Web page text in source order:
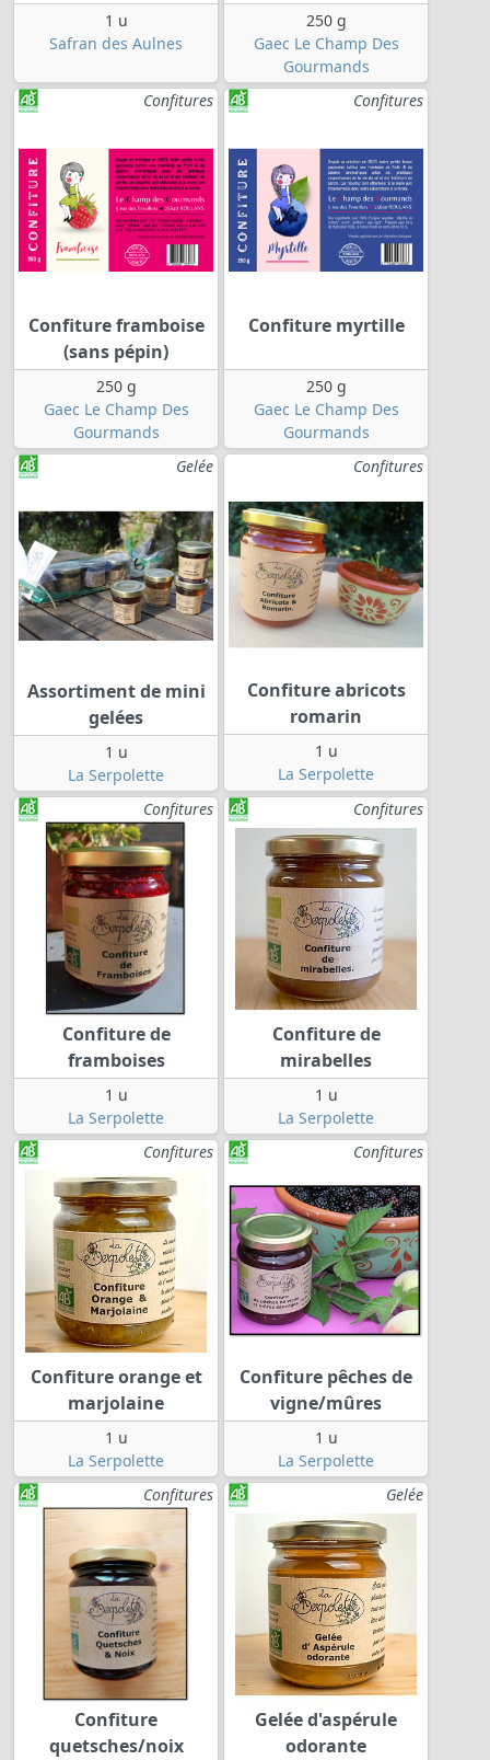
1 u
Safran des Aulnes
250 g
Gaec Le Champ Des
Gourmands
Confitures
Confiture framboise
(sans pépin)
250 g
Gaec Le Champ Des
Gourmands
Confitures
Confiture myrtille
250 g
Gaec Le Champ Des
Gourmands
Gelée
Assortiment de mini
gelées
1 u
La Serpolette
Confitures
Confiture abricots
romarin
1 u
La Serpolette
Confitures
Confiture de
framboises
1 u
La Serpolette
Confitures
Confiture de
mirabelles
1 u
La Serpolette
Confitures
Confiture orange et
marjolaine
1 u
La Serpolette
Confitures
Confiture pêches de
vigne/mûres
1 u
La Serpolette
Confitures
Confiture
quetsches/noix
Gelée
Gelée d'aspérule
odorante